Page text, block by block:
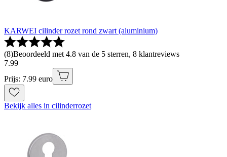
KARWEI cilinder rozet rond zwart (aluminium)
(8)Beoordeeld met 4.8 van de 5 sterren, 8 klantreviews
7.99
Prijs: 7.99 euro
Bekijk alles in cilinderrozet